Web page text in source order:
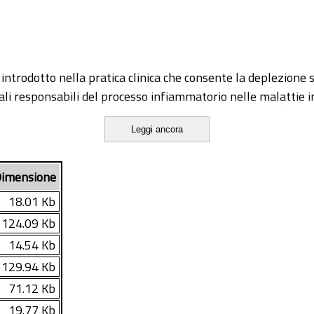
nella pratica clinica che consente la
responsabili del processo infiammatorio nelle malattie
steroido-dipendenti e steroido-refrattari con malattia
del trattamento con leucocitoaferesi in pazienti con
standard. In particolare è stato valutato:
nei sei mesi di follow-up;
di malattia e in particolar modo la qualità di vita dei
bioumorali di flogosi.
uno da colite di Crohn, uno con colite indeterminata)
ad un trattamento settimanale di leucocitoaferesi per
Leggi ancora
18.01 Kb
124.09 Kb
14.54 Kb
129.94 Kb
71.12 Kb
19.77 Kb